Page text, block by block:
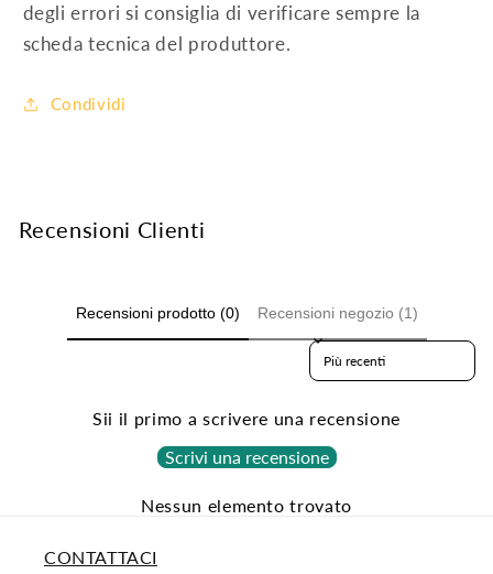
degli errori si consiglia di verificare sempre la
scheda tecnica del produttore.
Condividi
Recensioni Clienti
Recensioni prodotto (0) Recensioni negozio (1)
Sort reviews by
Sii il primo a scrivere una recensione
Scrivi una recensione
Nessun elemento trovato
CONTATTACI